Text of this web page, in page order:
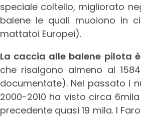
speciale coltello, migliorato
balene le quali muoiono in
mattatoi Europei).
La caccia alle balene pilota
che risalgono almeno al
documentate). Nel passato i
2000-2010 ha visto circa
precedente quasi 19 mila. I